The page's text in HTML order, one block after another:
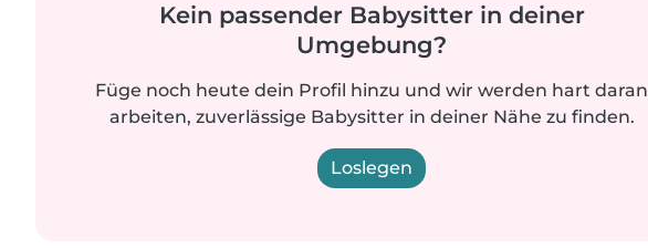
Kein passender Babysitter in deiner
Umgebung?
Füge noch heute dein Profil hinzu und wir werden hart daran
arbeiten, zuverlässige Babysitter in deiner Nähe zu finden.
Loslegen